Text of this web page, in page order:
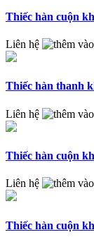
Thiếc hàn cuộn
Liên hệ
Thiếc hàn thanh
Liên hệ
Thiếc hàn cuộn
Liên hệ
Thiếc hàn cuộn